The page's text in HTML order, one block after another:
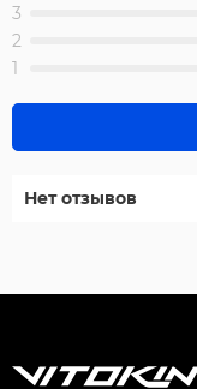
3
2
1
Нет отзывов